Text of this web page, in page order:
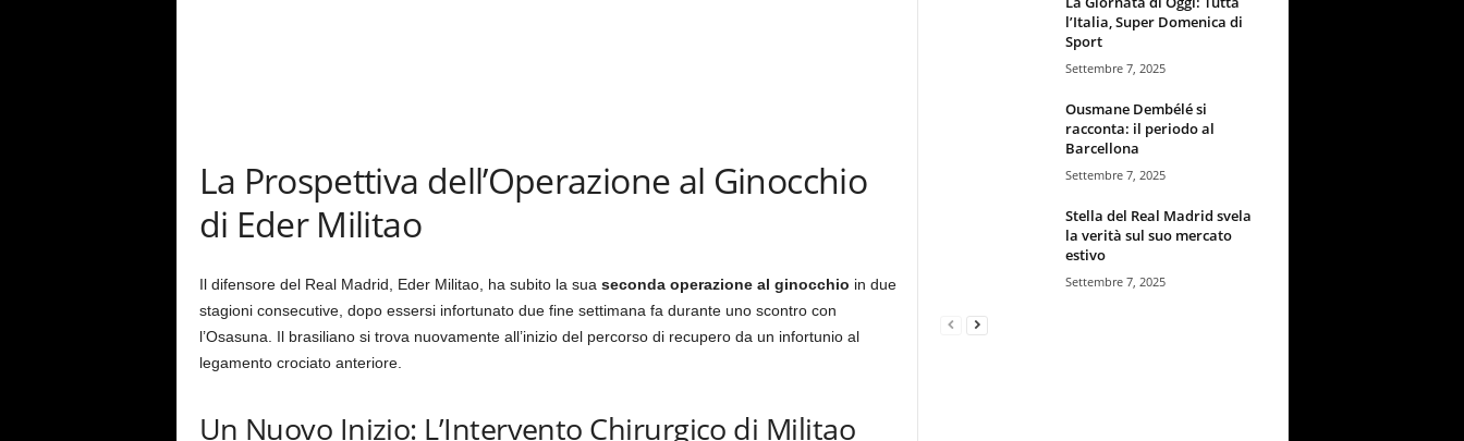
La Prospettiva dell’Operazione al Ginocchio
di Eder Militao
Il difensore del Real Madrid, Eder Militao, ha subito la sua seconda operazione al ginocchio in due
stagioni consecutive, dopo essersi infortunato due fine settimana fa durante uno scontro con
l’Osasuna. Il brasiliano si trova nuovamente all’inizio del percorso di recupero da un infortunio al
legamento crociato anteriore.
Un Nuovo Inizio: L’Intervento Chirurgico di Militao
l’Italia, Super Domenica di
Sport
Settembre 7, 2025
Ousmane Dembélé si
racconta: il periodo al
Barcellona
Settembre 7, 2025
Stella del Real Madrid svela
la verità sul suo mercato
estivo
Settembre 7, 2025